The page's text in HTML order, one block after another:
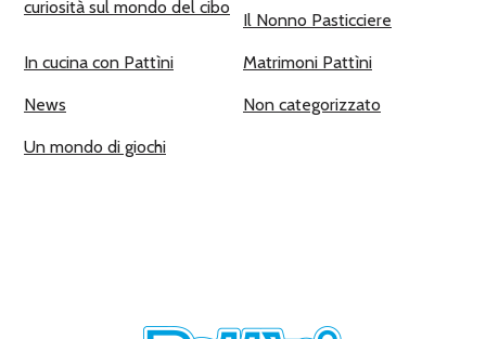
curiosità sul mondo del cibo
Il Nonno Pasticciere
In cucina con Pattìni Matrimoni Pattìni
News Non categorizzato
Un mondo di giochi